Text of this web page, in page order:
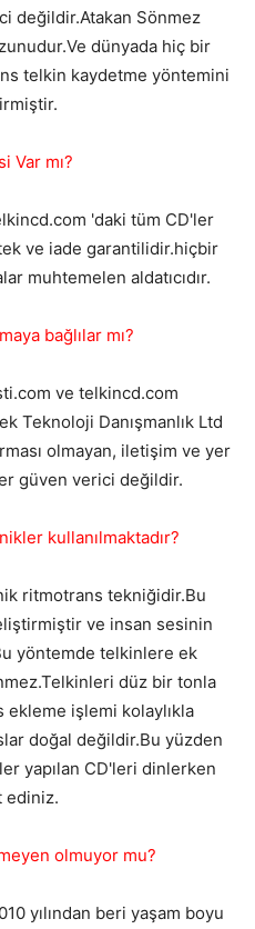
değildir.Atakan Sönmez
dünyada hiç bir
telkin kaydetme yöntemini
Var mı?
'daki tüm CD'ler
ve iade garantilidir.hiçbir
muhtemelen aldatıcıdır.
bağlılar mı?
ve telkincd.com
Teknoloji Danışmanlık Ltd
olmayan, iletişim ve yer
güven verici değildir.
kullanılmaktadır?
ritmotrans tekniğidir.Bu
ve insan sesinin
yöntemde telkinlere ek
düz bir tonla
işlemi kolaylıkla
doğal değildir.Bu yüzden
yapılan CD'leri dinlerken
ediniz.
olmuyor mu?
yılından beri yaşam boyu